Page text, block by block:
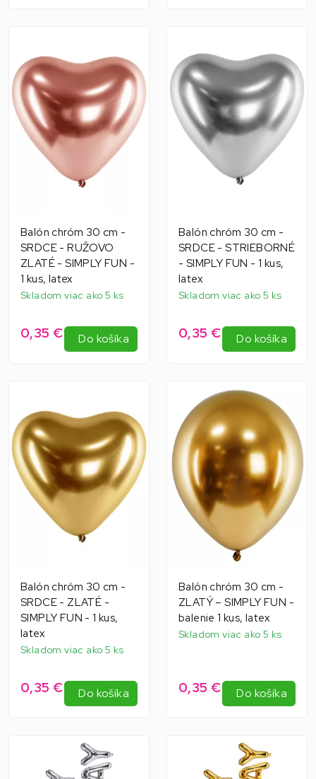
Balón chróm 30 cm -
SRDCE - RUŽOVO
ZLATÉ - SIMPLY FUN -
1 kus, latex
Skladom viac ako 5 ks
0,35 € Do košíka
Balón chróm 30 cm -
SRDCE - STRIEBORNÉ
- SIMPLY FUN - 1 kus,
latex
Skladom viac ako 5 ks
0,35 € Do košíka
Balón chróm 30 cm -
SRDCE - ZLATÉ -
SIMPLY FUN - 1 kus,
latex
Skladom viac ako 5 ks
0,35 € Do košíka
Balón chróm 30 cm -
ZLATÝ – SIMPLY FUN -
balenie 1 kus, latex
Skladom viac ako 5 ks
0,35 € Do košíka